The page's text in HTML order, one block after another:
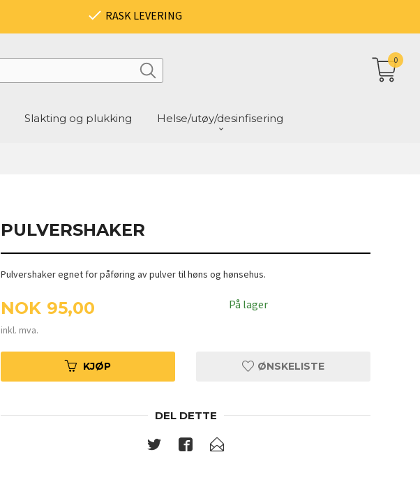
RASK LEVERING
Slakting og plukking Helse/utøy/desinfisering
0
PULVERSHAKER
Pulvershaker egnet for påføring av pulver til høns og hønsehus.
Pris
NOK 95,00
inkl. mva.
På lager
KJØP ØNSKELISTE
DEL DETTE